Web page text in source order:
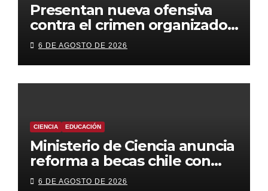
Presentan nueva ofensiva
contra el crimen organizado:
más control territorial,
cárceles más estrictas y
decomiso de bienes
6 DE AGOSTO DE 2026
CIENCIA EDUCACIÓN
Ministerio de Ciencia anuncia
reforma a becas chile con
foco en áreas estratégicas y
6 DE AGOSTO DE 2026